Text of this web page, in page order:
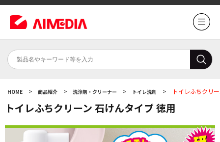
HOME > 商品紹介 > 洗浄剤・クリーナー > トイレ洗剤 > トイレふちクリ
トイレふちクリーン 石けんタイプ 徳用